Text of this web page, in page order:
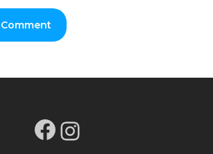
Facebook